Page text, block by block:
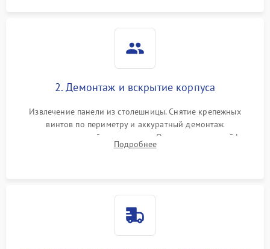
2. Демонтаж и вскрытие корпуса
Извлечение панели из столешницы. Снятие крепежных
винтов по периметру и аккуратный демонтаж
стеклокерамической поверхности. Отсоединение шлейфов
сенсорного блока для доступа к силовым платам, катушкам
Подробнее